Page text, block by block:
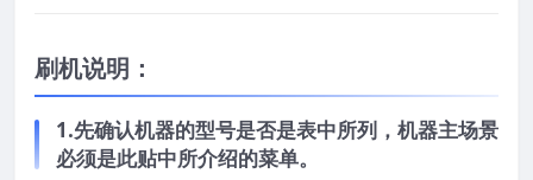
刷机说明：
1.先确认机器的型号是否是表中所列，机器主场景
必须是此贴中所介绍的菜单。